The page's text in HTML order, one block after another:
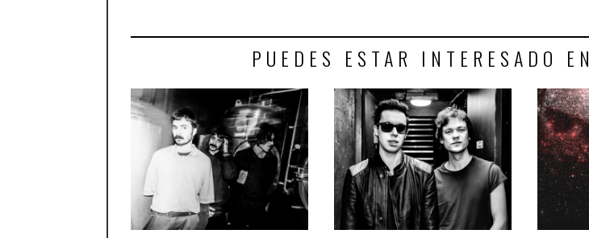
PUEDES ESTAR INTERESADO EN